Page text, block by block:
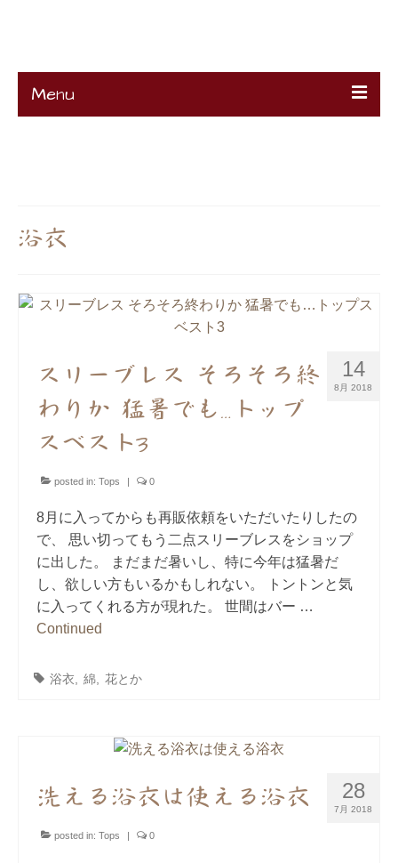
Menu
浴衣
14
8月 2018
スリーブレス そろそろ終
わりか 猛暑でも…トップ
スベスト3
posted in: Tops | 0
8月に入ってからも再販依頼をいただいたりしたの
で、 思い切ってもう二点スリーブレスをショップ
に出した。 まだまだ暑いし、特に今年は猛暑だ
し、欲しい方もいるかもしれない。 トントンと気
に入ってくれる方が現れた。 世間はバー …
Continued
浴衣 綿 花とか
28
7月 2018
洗える浴衣は使える浴衣
posted in: Tops 0